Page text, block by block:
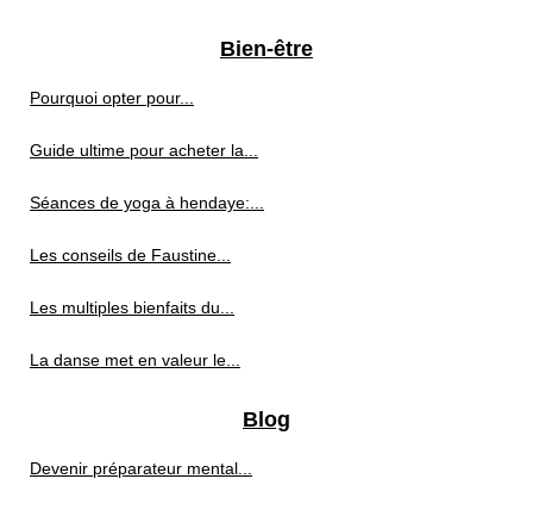
Bien-être
Pourquoi opter pour...
Guide ultime pour acheter la...
Séances de yoga à hendaye:...
Les conseils de Faustine...
Les multiples bienfaits du...
La danse met en valeur le...
Blog
Devenir préparateur mental...